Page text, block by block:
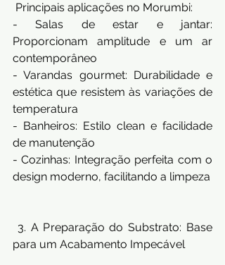
Principais aplicações no Morumbi:
- Salas de estar e jantar:
Proporcionam amplitude e um ar
contemporâneo
- Varandas gourmet: Durabilidade e
estética que resistem às variações de
temperatura
- Banheiros: Estilo clean e facilidade
de manutenção
- Cozinhas: Integração perfeita com o
design moderno, facilitando a limpeza
3. A Preparação do Substrato: Base
para um Acabamento Impecável